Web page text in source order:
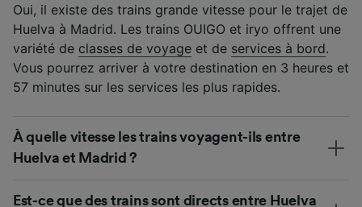
Oui, il existe des trains grande vitesse pour le trajet de
Huelva à Madrid. Les trains OUIGO et iryo offrent une
variété de classes de voyage et de services à bord.
Vous pourrez arriver à votre destination en 3 heures et
57 minutes sur les services les plus rapides.
À quelle vitesse les trains voyagent-ils entre
Huelva et Madrid ?
Est-ce que des trains sont directs entre Huelva